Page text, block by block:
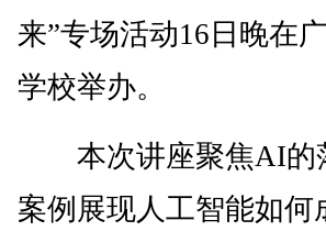
来”专场活动16日晚在
学校举办。
本次讲座聚焦AI的
案例展现人工智能如何